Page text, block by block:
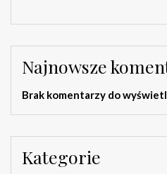
Najnowsze
Brak komentarzy do
Kategorie